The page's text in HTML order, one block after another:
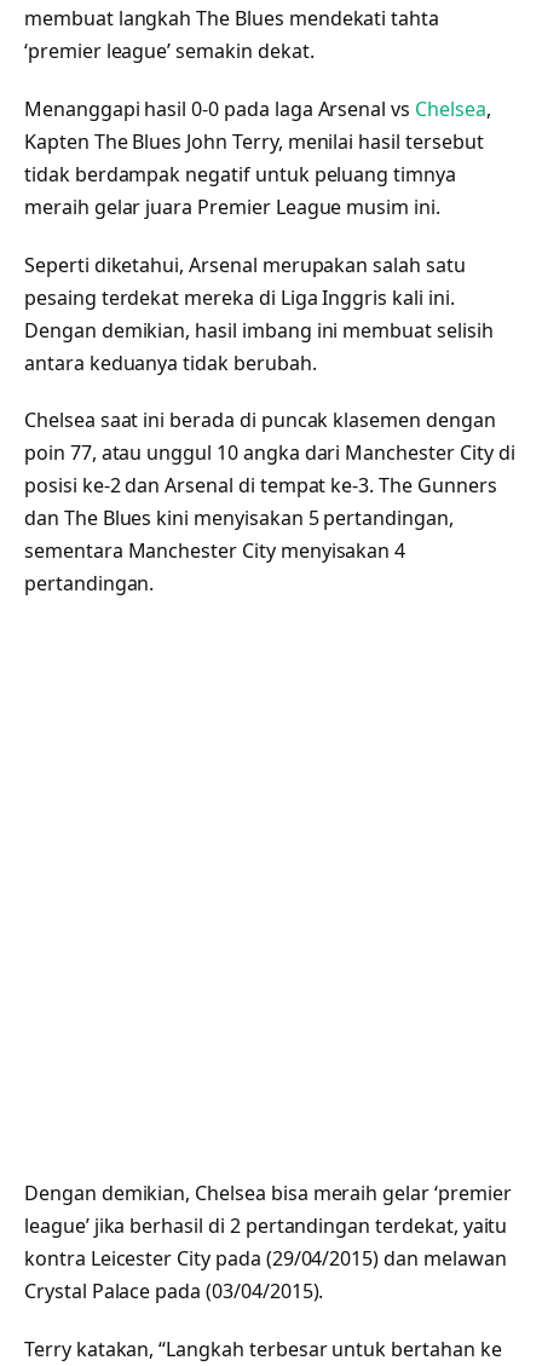
membuat langkah The Blues mendekati tahta
‘premier league’ semakin dekat.
Menanggapi hasil 0-0 pada laga Arsenal vs Chelsea,
Kapten The Blues John Terry, menilai hasil tersebut
tidak berdampak negatif untuk peluang timnya
meraih gelar juara Premier League musim ini.
Seperti diketahui, Arsenal merupakan salah satu
pesaing terdekat mereka di Liga Inggris kali ini.
Dengan demikian, hasil imbang ini membuat selisih
antara keduanya tidak berubah.
Chelsea saat ini berada di puncak klasemen dengan
poin 77, atau unggul 10 angka dari Manchester City di
posisi ke-2 dan Arsenal di tempat ke-3. The Gunners
dan The Blues kini menyisakan 5 pertandingan,
sementara Manchester City menyisakan 4
pertandingan.
Dengan demikian, Chelsea bisa meraih gelar ‘premier
league’ jika berhasil di 2 pertandingan terdekat, yaitu
kontra Leicester City pada (29/04/2015) dan melawan
Crystal Palace pada (03/04/2015).
Terry katakan, “Langkah terbesar untuk bertahan ke